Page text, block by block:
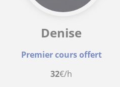
Denise
Premier cours offert
32€/h